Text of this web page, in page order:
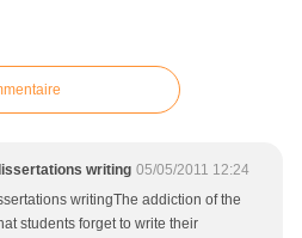
writing 05/05/2011 12:24
writingThe addiction of the
students forget to write their